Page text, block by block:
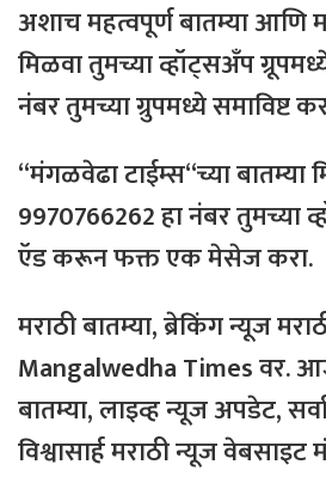
अशाचमहत्वपूर्णबातम्याआणि
मिळवातुमच्याव्हॉट्सअँप
नंबरतुमच्याग्रुपमध्येसमाविष्ट
“मंगळवेढाटाईम्स“च्याबातम्या
9970766262हानंबरतुमच्या
ऍडकरूनफक्तएकमेसेजकरा.
मराठीबातम्या,ब्रेकिंगन्यूज
Mangalwedha Timesवर.
बातम्या,लाइव्हन्यूजअपडेट,
विश्वासार्हमराठीन्यूजवेबसाइट